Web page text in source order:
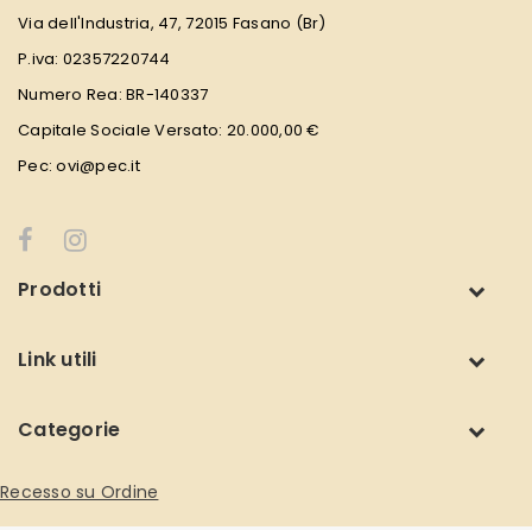
Via dell'Industria, 47, 72015 Fasano (Br)
P.iva: 02357220744
Numero Rea: BR-140337
Capitale Sociale Versato: 20.000,00 €
Pec: ovi@pec.it
Prodotti
Link utili
Categorie
Recesso su Ordine